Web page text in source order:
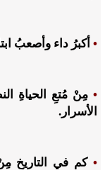
• أكبرُ داء وأصعبُ
•مِنْ مُتعِ الحياةِ
الأسرار.
•كم في التاريخِ